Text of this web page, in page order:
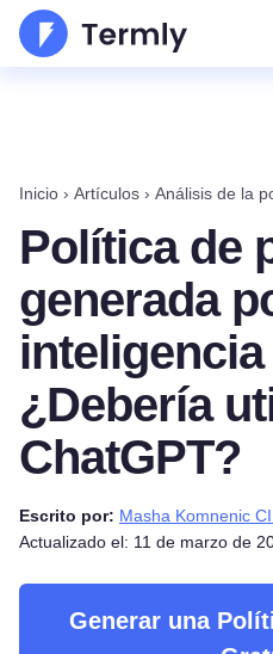
Inicio › Artículos › Análisis de la
Política de
generada
¿Debería
ChatGPT?
Escrito por: Masha Komnenic
Actualizado el: 11 de marzo de
Generar una